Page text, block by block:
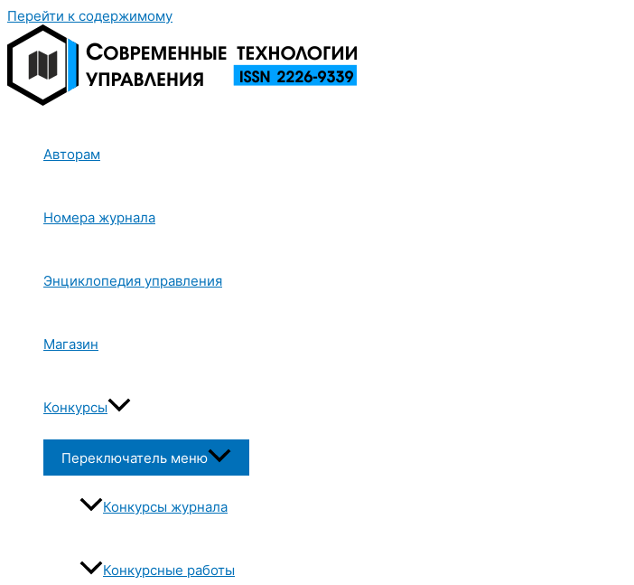
Перейти к содержимому
Авторам
Номера журнала
Энциклопедия управления
Магазин
Конкурсы
Переключатель меню
Конкурсы журнала
Конкурсные работы